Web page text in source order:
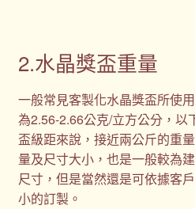
2.水晶獎盃重量
一般常見客製化水晶獎盃所使
為2.56-2.66公克/立方公分，以
盃級距來說，接近兩公斤的重
量及尺寸大小，也是一般較為
尺寸，但是當然還是可依據客
小的訂製。